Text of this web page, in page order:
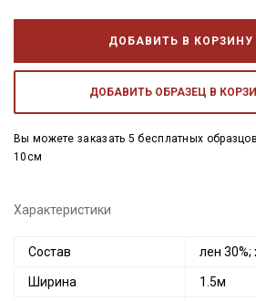
ДОБАВИТЬ В КОРЗИНУ
ДОБАВИТЬ ОБРАЗЕЦ В
Вы можете заказать 5 бесплатных
10см
Характеристики
Состав лен 30%;
Ширина 1.5м